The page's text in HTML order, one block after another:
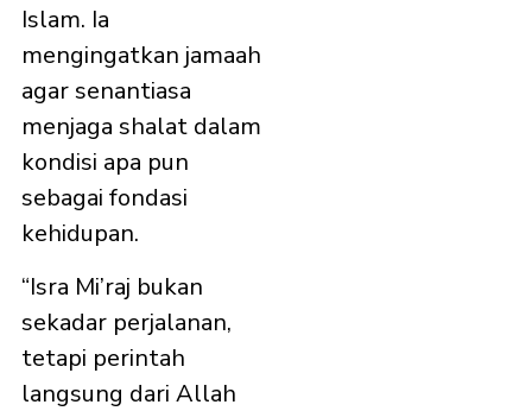
Islam. Ia
mengingatkan jamaah
agar senantiasa
menjaga shalat dalam
kondisi apa pun
sebagai fondasi
kehidupan.
“Isra Mi’raj bukan
sekadar perjalanan,
tetapi perintah
langsung dari Allah